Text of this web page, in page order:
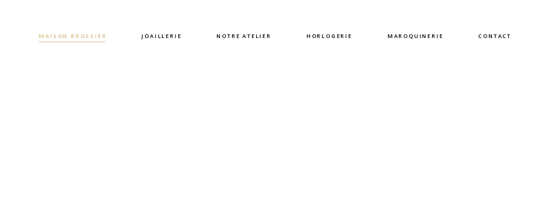
MAISON BROSSIER JOAILLERIE NOTRE ATELIER HORLOGERIE MAROQUINERIE CONTACT